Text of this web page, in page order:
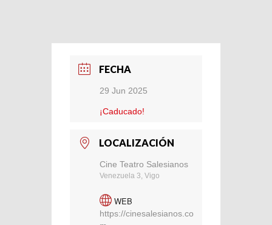
FECHA
29 Jun 2025
¡Caducado!
LOCALIZACIÓN
Cine Teatro Salesianos
Venezuela 3, Vigo
WEB
https://cinesalesianos.co